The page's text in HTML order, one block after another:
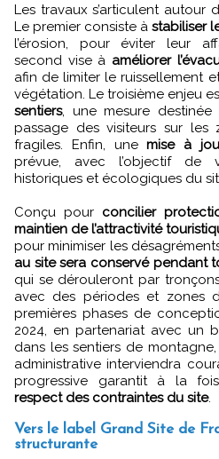
Les travaux s’articulent autour
Le premier consiste à stabiliser
l’érosion, pour éviter leur
second vise à améliorer
afin de limiter le ruissellement
végétation. Le troisième enjeu
sentiers, une mesure destinée
passage des visiteurs sur les
fragiles. Enfin, unemise à
prévue, avec l’objectif de
historiques et écologiques du
Conçu pour concilier
maintien de l’attractivité
pour minimiser les
au site sera conservé pendant
qui se dérouleront par tronçons
avec des périodes et zones
premières phases de
2024, en partenariat avec un
dans les sentiers de
administrative interviendra
progressive garantit à la
respect des contraintes du site.
Vers le label Grand Site de
structurante